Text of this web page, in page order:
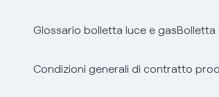
Glossario bolletta luce e gasBolletta
Condizioni generali di contratto